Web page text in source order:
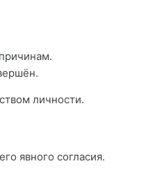
личности.
явного согласия.